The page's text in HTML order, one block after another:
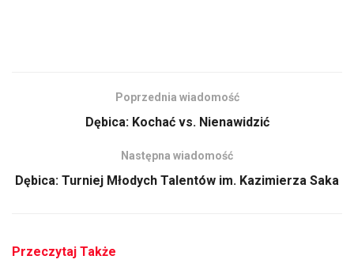
Poprzednia wiadomość
Dębica: Kochać vs. Nienawidzić
Następna wiadomość
Dębica: Turniej Młodych Talentów im. Kazimierza Saka
Przeczytaj Także